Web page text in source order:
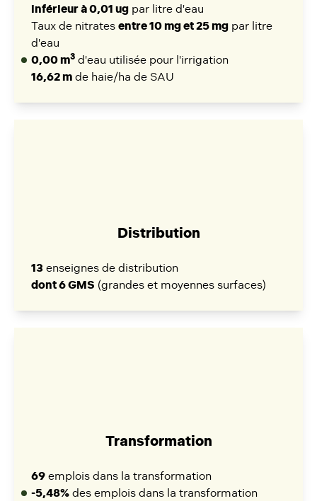
inférieur à 0,01 ug par litre d'eau
Taux de nitrates entre 10 mg et 25 mg par litre
d'eau
0,00 m3 d'eau utilisée pour l'irrigation
16,62 m de haie/ha de SAU
Distribution
13 enseignes de distribution
dont 6 GMS (grandes et moyennes surfaces)
Transformation
69 emplois dans la transformation
-5,48% des emplois dans la transformation